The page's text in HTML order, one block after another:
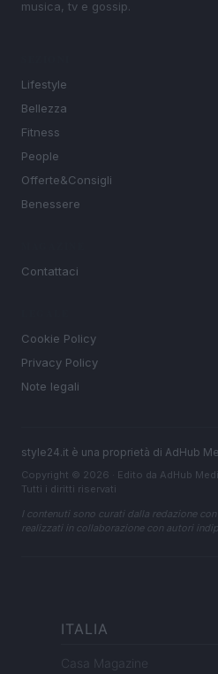
musica, tv e gossip.
Lifestyle
Bellezza
Fitness
People
Offerte&Consigli
Benessere
Contattaci
Cookie Policy
Privacy Policy
Note legali
style24.it è una proprietà di AdHub
Copyright © 2026 · Edito da AdHub
Tutti i diritti riservati
I contenuti sono curati dalla redazione
realizzati in collaborazione con autori
ITALIA
Casa Magazine